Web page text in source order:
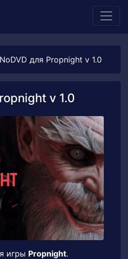
для Propnight v 1.0
v 1.0
игры Propnight.